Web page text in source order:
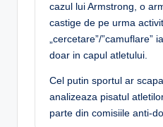
cazul lui Armstrong, o
castige de pe urma
„cercetare”/”camuflare”
doar in capul atletului.
Cel putin sportul ar
analizeaza pisatul
parte din comisiile anti-